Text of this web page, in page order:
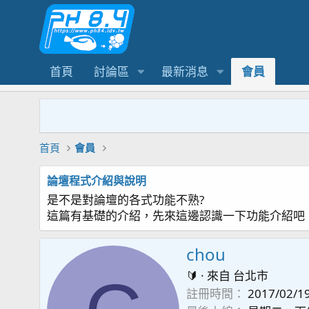
首頁 討論區 最新消息 會員
首頁 會員
論壇程式介紹與說明
是不是對論壇的各式功能不熟?
這篇有基礎的介紹，先來這邊認識一下功能介紹吧
chou
🔰 · 來自 台北市
註冊時間
2017/02/